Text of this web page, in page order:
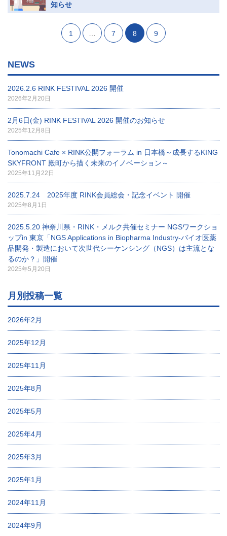
知らせ
1 7 8 9
NEWS
2026.2.6 RINK FESTIVAL 2026 開催
2026年2月20日
2月6日(金) RINK FESTIVAL 2026 開催のお知らせ
2025年12月8日
Tonomachi Cafe × RINK公開フォーラム in 日本橋～成長するKING
SKYFRONT 殿町から描く未来のイノベーション～
2025年11月22日
2025.7.24 2025年度 RINK会員総会・記念イベント 開催
2025年8月1日
2025.5.20 神奈川県・RINK・メルク共催セミナー NGSワークショ
ップin 東京「NGS Applications in Biopharma Industry-バイオ医薬
品開発・製造において次世代シーケンシング（NGS）は主流とな
るのか？」開催
2025年5月20日
月別投稿一覧
2026年2月
2025年12月
2025年11月
2025年8月
2025年5月
2025年4月
2025年3月
2025年1月
2024年11月
2024年9月